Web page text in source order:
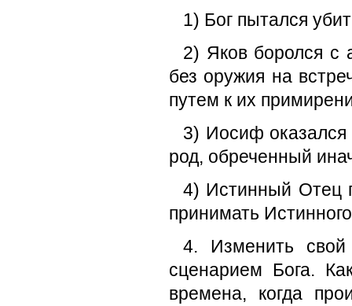
1) Бог пытался
2) Яков боролся с
без оружия на
путем к их
3) Иосиф оказался
род, обреченный
4) Истинный Отец
принимать
4. Изменить свой
сценарием Бога.
времена, когда